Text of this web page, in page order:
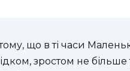
що в ті часи
зростом не більше